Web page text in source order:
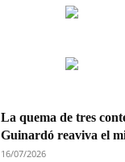
La quema de tres
Guinardó reaviva el
16/07/2026